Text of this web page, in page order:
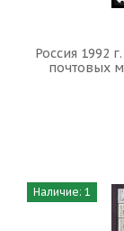
Россия 1992
почтовых
Наличие: 1